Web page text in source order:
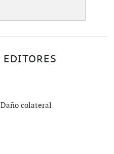
Daño colateral